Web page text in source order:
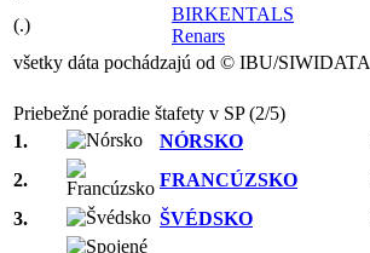
(.)
BIRKENTALS
Renars
všetky dáta pochádzajú od © IBU/SIWIDATA
Priebežné poradie štafety v SP (2/5)
1.
NÓRSKO
2.
FRANCÚZSKO
3.
ŠVÉDSKO